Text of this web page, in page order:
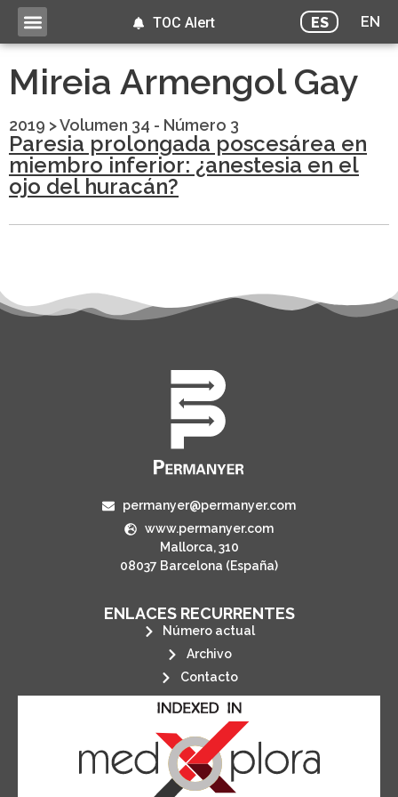
ES EN
TOC Alert
Mireia Armengol Gay
2019 >Volumen 34 - Número 3
Paresia prolongada poscesárea en
miembro inferior: ¿anestesia en el
ojo del huracán?
permanyer@permanyer.com
www.permanyer.com
Mallorca, 310
08037 Barcelona (España)
ENLACES RECURRENTES
Número actual
Archivo
Contacto